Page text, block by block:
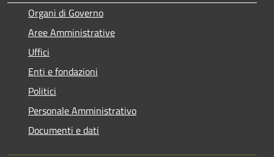
Organi di Governo
Aree Amministrative
Uffici
Enti e fondazioni
Politici
Personale Amministrativo
Documenti e dati